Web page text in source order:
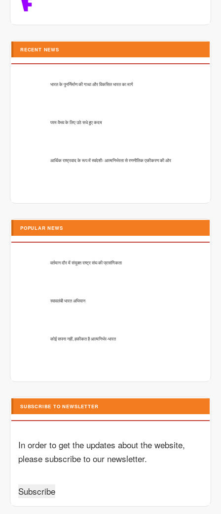
RECENT NEWS
भारत के पुनर्निर्माण की गाथा और विकसित भारत का मार्ग
परम वैभव के लिए उठे सधे हुए कदम
आर्थिक राष्ट्रवाद के रूप में स्वदेशीः आत्मनिर्भरता से रणनीतिक एकीकरण की ओर
POPULAR NEWS
वर्तमान दौर में संयुक्त राष्ट्र संघ की प्रासंगिकता
स्वावलंबी भारत अभियान
कोई सपना नहीं, हकीकत है आत्मनिर्भर-भारत
SUBSCRIBE TO NEWSLETTER
In order to get the updates about the website,
please subscribe to our newsletter.